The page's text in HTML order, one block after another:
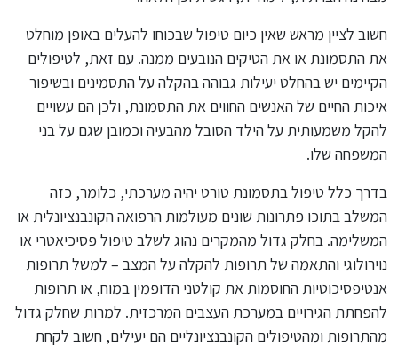
חשוב לציין מראש שאין כיום טיפול שבכוחו להעלים באופן מוחלט
את התסמונת או את הטיקים הנובעים ממנה. עם זאת, לטיפולים
הקיימים יש בהחלט יעילות גבוהה בהקלה על התסמינים ובשיפור
איכות החיים של האנשים החווים את התסמונת, ולכן הם עשויים
להקל משמעותית על הילד הסובל מהבעיה וכמובן שגם על בני
המשפחה שלו.
בדרך כלל טיפול בתסמונת טורט יהיה מערכתי, כלומר, כזה
המשלב בתוכו פתרונות שונים מעולמות הרפואה הקונבנציונלית או
המשלימה. בחלק גדול מהמקרים נהוג לשלב טיפול פסיכיאטרי או
נוירולוגי והתאמה של תרופות להקלה על המצב – למשל תרופות
אנטיפסיכוטיות החוסמות את קולטני הדופמין במוח, או תרופות
להפחתת הגירויים במערכת העצבים המרכזית. למרות שחלק גדול
מהתרופות ומהטיפולים הקונבנציונליים הם יעילים, חשוב לקחת